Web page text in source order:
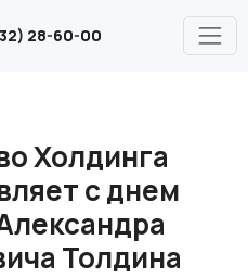
28-60-00
Холдинга
с днем
Толдина